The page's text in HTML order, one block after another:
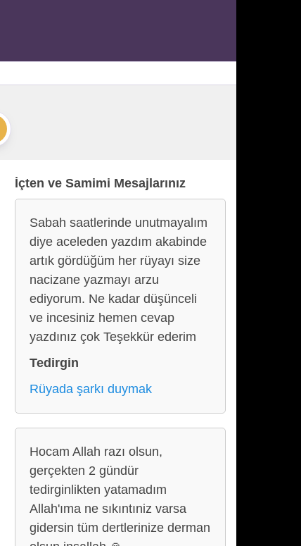
İçten ve Samimi Mesajlarınız
Sabah saatlerinde unutmayalım
diye aceleden yazdım akabinde
artık gördüğüm her rüyayı size
nacizane yazmayı arzu
ediyorum. Ne kadar düşünceli
ve incesiniz hemen cevap
yazdınız çok Teşekkür ederim
Tedirgin
Rüyada şarkı duymak
Hocam Allah razı olsun,
gerçekten 2 gündür
tedirginlikten yatamadım
Allah'ıma ne sıkıntıniz varsa
gidersin tüm dertlerinize derman